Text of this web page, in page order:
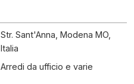
Str. Sant'Anna, Modena MO,
Italia
Arredi da ufficio e varie